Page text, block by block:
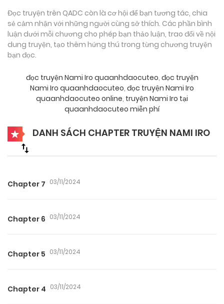
Đọc truyện trên QADC còn là cơ hội để bạn tương tác, chia
sẻ cảm nhận với những người cùng sở thích. Các phần bình
luận dưới mỗi chương cho phép bạn thảo luận, trao đổi về nội
dung truyện, tạo thêm hứng thú trong từng chương truyện
bạn đọc.
đọc truyện Nami Iro quaanhdaocuteo, đọc truyện
Nami Iro quaanhdaocuteo, đọc truyện Nami Iro
quaanhdaocuteo online, truyện Nami Iro tại
quaanhdaocuteo miễn phí
DANH SÁCH CHAPTER TRUYỆN NAMI IRO
Chapter 7 03/11/2024
Chapter 6 03/11/2024
Chapter 5 03/11/2024
Chapter 4 03/11/2024